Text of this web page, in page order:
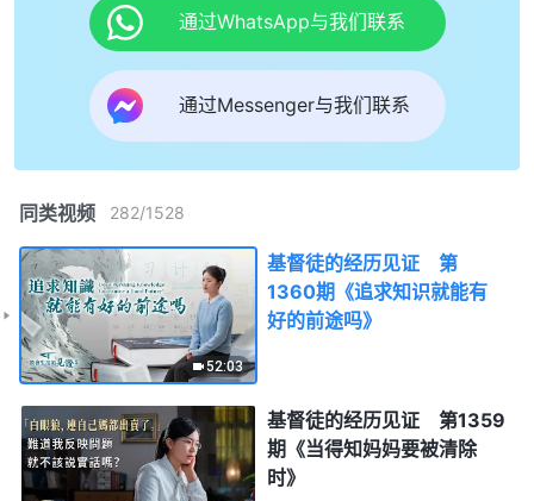
通过WhatsApp与我们联系
通过Messenger与我们联系
同类视频 282/1528
52:03
基督徒的经历见证 第
1360期《追求知识就能有
好的前途吗》
基督徒的经历见证 第1359
期《当得知妈妈要被清除
时》